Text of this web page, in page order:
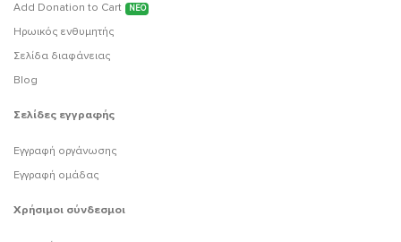
Add Donation to Cart
ΝΕΟ
Ηρωικός ενθυμητής
Σελίδα διαφάνειας
Blog
Σελίδες εγγραφής
Εγγραφή οργάνωσης
Εγγραφή ομάδας
Χρήσιμοι σύνδεσμοι